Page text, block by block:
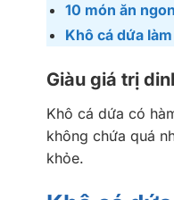
10 món ăn
Khô cá dứa
Giàu giá trị
Khô cá dứa có
không chứa quá
khỏe.